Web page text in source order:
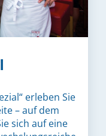
erleben Sie
– auf dem
sich auf eine